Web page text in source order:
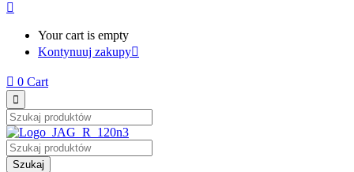
Your cart is empty
Kontynuuj zakupy
0 Cart
Szukaj